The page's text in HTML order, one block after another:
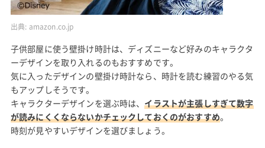
出典: amazon.co.jp
子供部屋に使う壁掛け時計は、ディズニーなど好みのキャラクタ
ーデザインを取り入れるのもおすすめです。
気に入ったデザインの壁掛け時計なら、時計を読む練習のやる気
もアップしそうです。
キャラクターデザインを選ぶ時は、イラストが主張しすぎて数字
が読みにくくならないかチェックしておくのがおすすめ。
時刻が見やすいデザインを選びましょう。